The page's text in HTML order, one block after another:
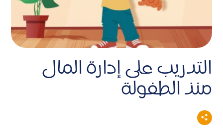
التدريب على إدارة المال
منذ الطفولة